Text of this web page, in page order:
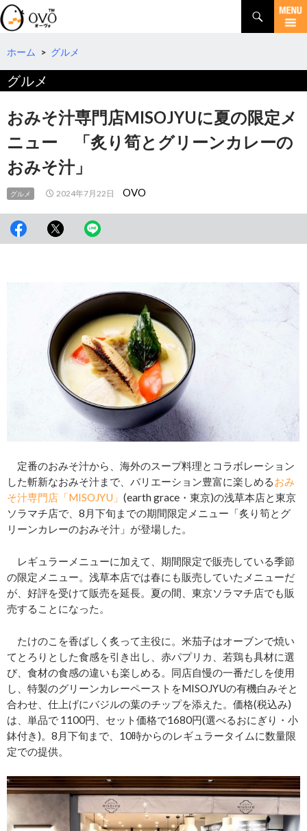
検
索
コ
テ
ツ
へ
動
ホーム > グルメ
グルメ
おみそ汁専門店MISOJYUに夏の限定メ
ニュー 「炙り筍とグリーンカレーの
おみそ汁」
グルメ 2024年7月22日 OVO
定番のおみそ汁から、海外のスープ料理とコラボレーション
した斬新なおみそ汁まで、バリエーション豊富に楽しめるおみ
そ汁専門店「MISOJYU」 (earth grace・東京)の浅草本店と東京
ソラマチ店で、8月下旬までの期間限定メニュー「炙り筍とグ
リーンカレーのおみそ汁」が登場した。
レギュラーメニューに加えて、期間限定で販売している季節
の限定メニュー。浅草本店では春にも販売していたメニューだ
が、好評を受けて販売を延長。夏の間、東京ソラマチ店でも販
売することになった。
たけのこを香ばしく炙って主役に。米茄子はオーブンで焼い
てとろりとした食感を引き出し、赤パプリカ、若鶏も具材に選
び、食材の食感の違いも楽しめる。同店自慢の一番だしを使用
し、特製のグリーンカレーペーストをMISOJYUの有機白みそと
合わせ、仕上げにバジルの葉のチップを添えた。価格(税込み)
は、単品で 1100円、セット価格で1680円(選べるおにぎり・小
鉢付き)。8月下旬まで、10時からのレギュラータイムに数量限
定での提供。